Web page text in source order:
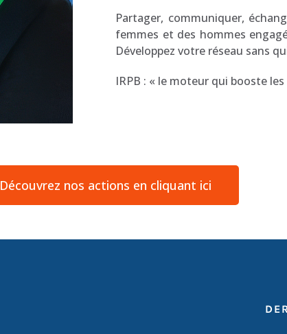
Partager, communiquer,
femmes et des hommes
Développez votre réseau sans
IRPB : « le moteur qui booste
Découvrez nos actions en cliquant ici